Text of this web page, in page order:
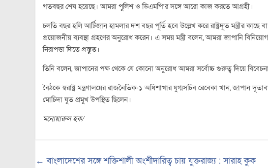
গতবছর শেষ হয়েছে। আমরা পুলিশ ও ডিএমপি’র সঙ্গে আরো কাজ করতে আগ্রহী।
চলতি বছর হলি আর্টিজান হামলার দশ বছর পূর্তি হবে উল্লেখ করে রাষ্ট্রদূত মন্ত্রীর কাছে
প্রয়োজনীয় ব্যবস্থা গ্রহণের অনুরোধ করেন। এ সময় মন্ত্রী বলেন, আমরা জাপানি
নিরাপত্তা দিতে প্রস্তুত।
তিনি বলেন, জাপানের পক্ষ থেকে যে কোনো অনুরোধ আমরা সর্বোচ্চ গুরুত্ব দিয়ে
বৈঠকে স্বরাষ্ট্র মন্ত্রণালয়ের রাজনৈতিক-১ অধিশাখার যুগ্মসচিব রেবেকা খান, জাপান
মোচিদা যুত প্রমুখ উপস্থিত ছিলেন।
মনোয়ারুল হক/
← বাংলাদেশের সঙ্গে শক্তিশালী অংশীদারিত্ব চায় যুক্তরাজ্য : সারাহ কুক